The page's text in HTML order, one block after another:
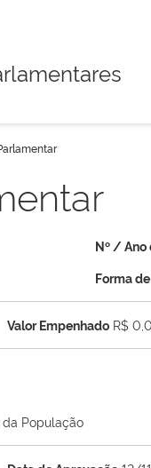
Nº / Ano
Forma
Valor Empenhado R$
População